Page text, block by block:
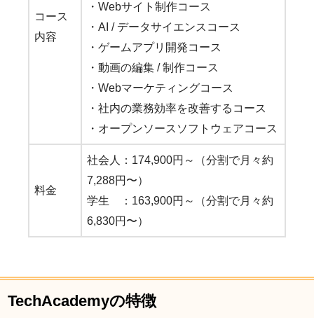
コース
内容
・Webサイト制作コース
・AI / データサイエンスコース
・ゲームアプリ開発コース
・動画の編集 / 制作コース
・Webマーケティングコース
・社内の業務効率を改善するコース
・オープンソースソフトウェアコース
料金
社会人：174,900円～（分割で月々約
7,288円〜）
学生 ：163,900円～（分割で月々約
6,830円〜）
TechAcademyの特徴